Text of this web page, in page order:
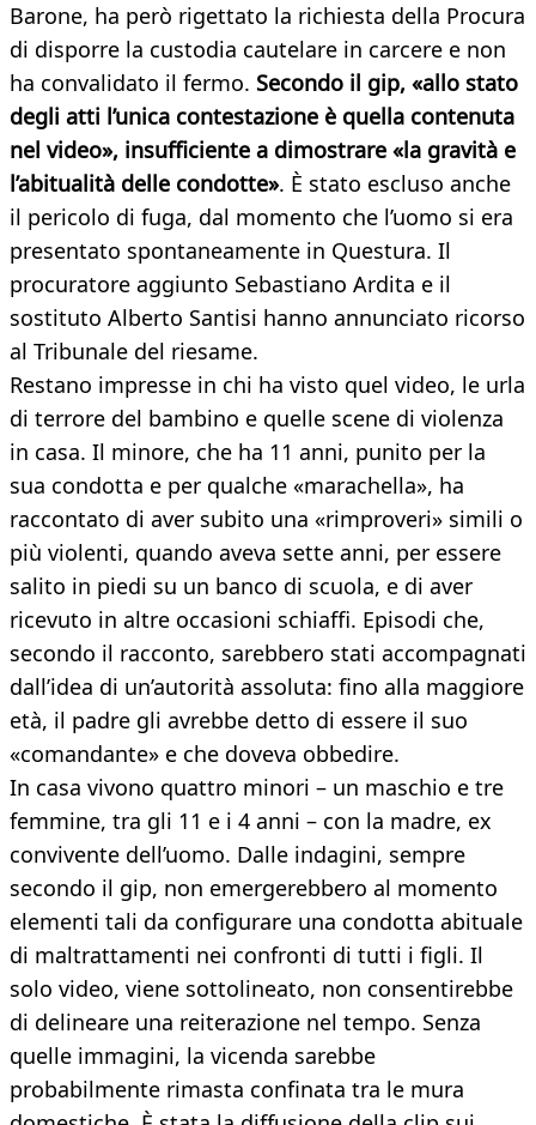
Barone, ha però rigettato la richiesta della Procura
di disporre la custodia cautelare in carcere e non
ha convalidato il fermo. Secondo il gip, «allo stato
degli atti l’unica contestazione è quella contenuta
nel video», insufficiente a dimostrare «la gravità e
l’abitualità delle condotte». È stato escluso anche
il pericolo di fuga, dal momento che l’uomo si era
presentato spontaneamente in Questura. Il
procuratore aggiunto Sebastiano Ardita e il
sostituto Alberto Santisi hanno annunciato ricorso
al Tribunale del riesame.
Restano impresse in chi ha visto quel video, le urla
di terrore del bambino e quelle scene di violenza
in casa. Il minore, che ha 11 anni, punito per la
sua condotta e per qualche «marachella», ha
raccontato di aver subito una «rimproveri» simili o
più violenti, quando aveva sette anni, per essere
salito in piedi su un banco di scuola, e di aver
ricevuto in altre occasioni schiaffi. Episodi che,
secondo il racconto, sarebbero stati accompagnati
dall’idea di un’autorità assoluta: fino alla maggiore
età, il padre gli avrebbe detto di essere il suo
«comandante» e che doveva obbedire.
In casa vivono quattro minori – un maschio e tre
femmine, tra gli 11 e i 4 anni – con la madre, ex
convivente dell’uomo. Dalle indagini, sempre
secondo il gip, non emergerebbero al momento
elementi tali da configurare una condotta abituale
di maltrattamenti nei confronti di tutti i figli. Il
solo video, viene sottolineato, non consentirebbe
di delineare una reiterazione nel tempo. Senza
quelle immagini, la vicenda sarebbe
probabilmente rimasta confinata tra le mura